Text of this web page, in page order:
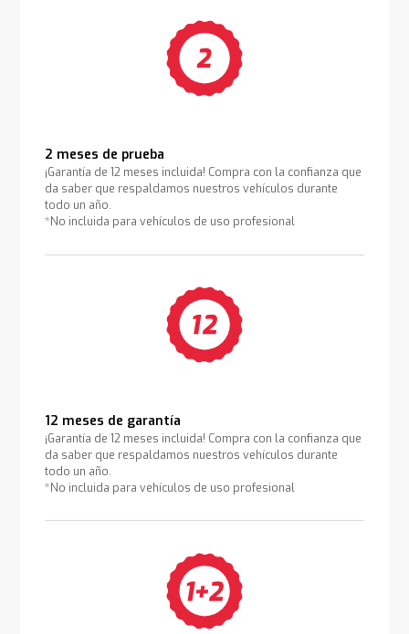
2 meses de prueba
¡Garantía de 12 meses incluida! Compra con la confianza que
da saber que respaldamos nuestros vehículos durante
todo un año.
*No incluida para vehículos de uso profesional
12 meses de garantía
¡Garantía de 12 meses incluida! Compra con la confianza que
da saber que respaldamos nuestros vehículos durante
todo un año.
*No incluida para vehículos de uso profesional